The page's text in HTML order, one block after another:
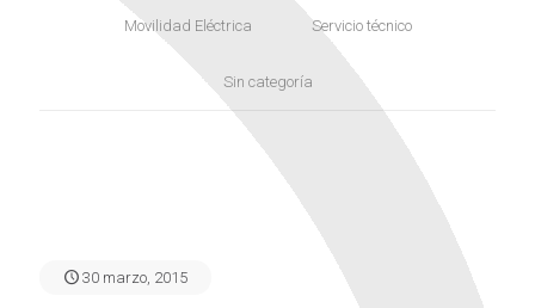
Movilidad Eléctrica Servicio técnico
Sin categoría
30 marzo, 2015